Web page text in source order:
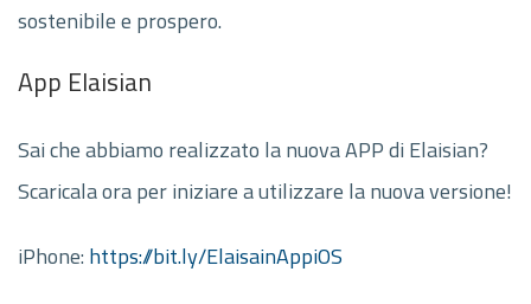
sostenibile e prospero.
App Elaisian
Sai che abbiamo realizzato la nuova APP di Elaisian?
Scaricala ora per iniziare a utilizzare la nuova versione!
iPhone: https://bit.ly/ElaisainAppiOS